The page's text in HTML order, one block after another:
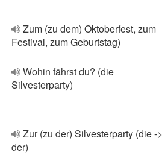
Zum (zu dem) Oktoberfest, zum
Festival, zum Geburtstag)
Wohin fährst du? (die
Silvesterparty)
Zur (zu der) Silvesterparty (die ->
der)